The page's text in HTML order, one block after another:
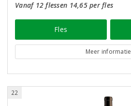
Vanaf 12 flessen 14,65 per fles
Fles
Meer informatie
22